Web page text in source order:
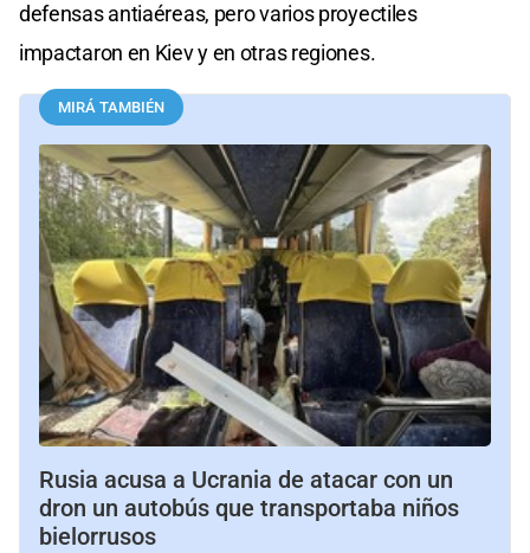
defensas antiaéreas, pero varios proyectiles
impactaron en Kiev y en otras regiones.
MIRÁ TAMBIÉN
Rusia acusa a Ucrania de atacar con un
dron un autobús que transportaba niños
bielorrusos